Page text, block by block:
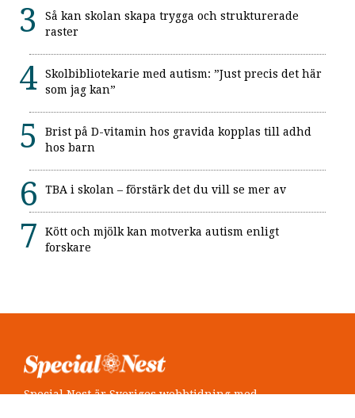
Så kan skolan skapa trygga och strukturerade
raster
Skolbibliotekarie med autism: ”Just precis det här
som jag kan”
Brist på D-vitamin hos gravida kopplas till adhd
hos barn
TBA i skolan – förstärk det du vill se mer av
Kött och mjölk kan motverka autism enligt
forskare
Special Nest är Sveriges webbtidning med